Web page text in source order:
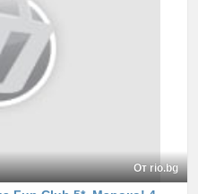
От rio.bg